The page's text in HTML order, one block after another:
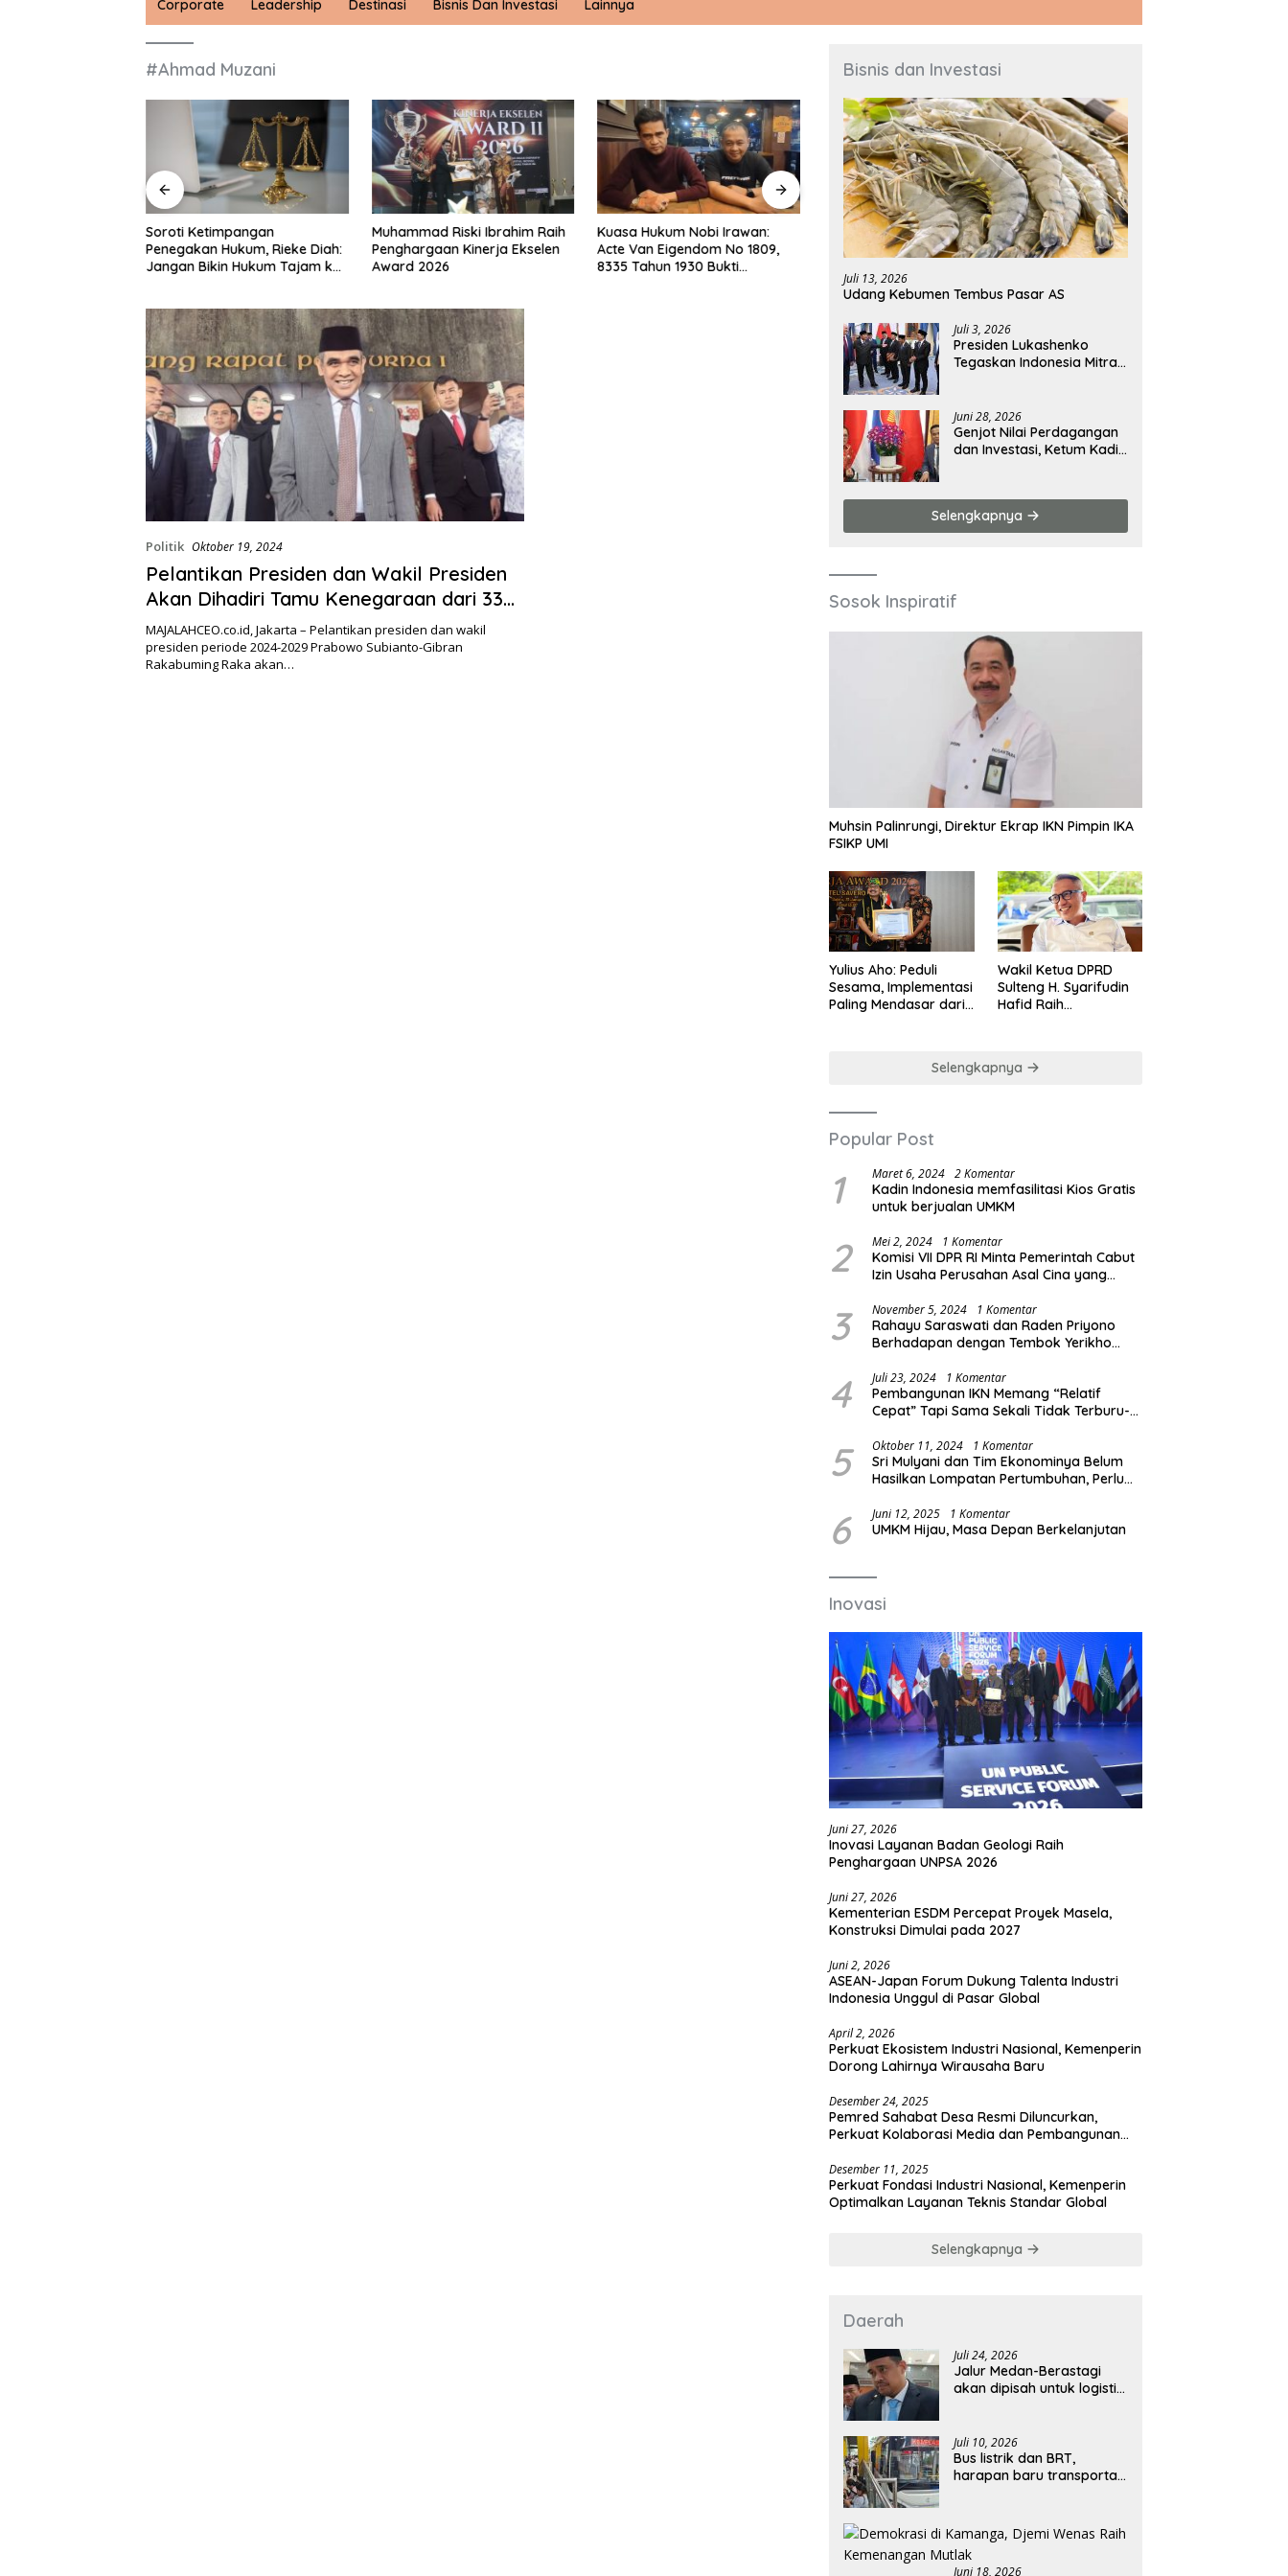
Corporate Leadership Destinasi Bisnis Dan Investasi Lainnya
#Ahmad Muzani
Soroti Ketimpangan
Penegakan Hukum, Rieke Diah:
Jangan Bikin Hukum Tajam ke
Muhammad Riski Ibrahim Raih
Penghargaan Kinerja Ekselen
Award 2026
Kuasa Hukum Nobi Irawan:
Acte Van Eigendom No 1809,
8335 Tahun 1930 Bukti
Sukses Torehkan Prestasi
Gemilang, PT Prime Agri
Ekselen Award II-2026
Kebijakan Strategis Pemerintah
Topang Kenaikan PMI
Politik Oktober 19, 2024
Pelantikan Presiden dan Wakil Presiden
Akan Dihadiri Tamu Kenegaraan dari 33
Negara
MAJALAHCEO.co.id, Jakarta – Pelantikan presiden dan wakil
presiden periode 2024-2029 Prabowo Subianto-Gibran
Rakabuming Raka akan…
Bisnis dan Investasi
Juli 13, 2026
Udang Kebumen Tembus Pasar AS
Juli 3, 2026
Presiden Lukashenko
Tegaskan Indonesia Mitra
Juni 28, 2026
Genjot Nilai Perdagangan
dan Investasi, Ketum Kadin
Selengkapnya
Sosok Inspiratif
Muhsin Palinrungi, Direktur Ekrap IKN Pimpin IKA
FSIKP UMI
Yulius Aho: Peduli
Sesama, Implementasi
Paling Mendasar dari
Wakil Ketua DPRD
Sulteng H. Syarifudin
Hafid Raih
Selengkapnya
Popular Post
1 Maret 6, 2024 2 Komentar
Kadin Indonesia memfasilitasi Kios Gratis
untuk berjualan UMKM
2 Mei 2, 2024 1 Komentar
Komisi VII DPR RI Minta Pemerintah Cabut
Izin Usaha Perusahan Asal Cina yang
3 November 5, 2024 1 Komentar
Rahayu Saraswati dan Raden Priyono
Berhadapan dengan Tembok Yerikho
4 Juli 23, 2024 1 Komentar
Pembangunan IKN Memang “Relatif
Cepat” Tapi Sama Sekali Tidak Terburu-
5 Oktober 11, 2024 1 Komentar
Sri Mulyani dan Tim Ekonominya Belum
Hasilkan Lompatan Pertumbuhan, Perlu
Box
6 Juni 12, 2025 1 Komentar
UMKM Hijau, Masa Depan Berkelanjutan
Inovasi
Juni 27, 2026
Inovasi Layanan Badan Geologi Raih
Penghargaan UNPSA 2026
Juni 27, 2026
Kementerian ESDM Percepat Proyek Masela,
Konstruksi Dimulai pada 2027
Juni 2, 2026
ASEAN-Japan Forum Dukung Talenta Industri
Indonesia Unggul di Pasar Global
April 2, 2026
Perkuat Ekosistem Industri Nasional, Kemenperin
Dorong Lahirnya Wirausaha Baru
Desember 24, 2025
Pemred Sahabat Desa Resmi Diluncurkan,
Perkuat Kolaborasi Media dan Pembangunan
Desember 11, 2025
Perkuat Fondasi Industri Nasional, Kemenperin
Optimalkan Layanan Teknis Standar Global
Selengkapnya
Daerah
Juli 24, 2026
Jalur Medan-Berastagi
akan dipisah untuk logistik
Juli 10, 2026
Bus listrik dan BRT,
harapan baru transportasi
Juni 18, 2026